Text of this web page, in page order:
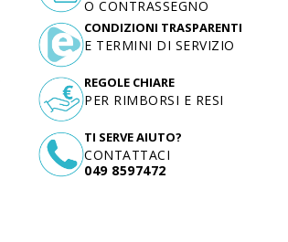
TI SERVE AIUTO?
CONTATTACI
049 8597472
O CONTRASSEGNO
CONDIZIONI TRASPARENTI
E TERMINI DI SERVIZIO
REGOLE CHIARE
PER RIMBORSI E RESI